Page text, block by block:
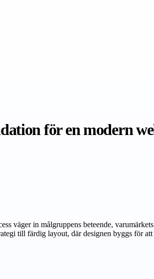
för en modern
väger in målgruppens beteende,
till färdig layout, där designen byggs för